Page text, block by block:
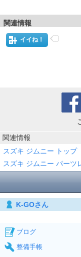
関連情報
イイね！
関連情報
スズキ ジムニー トップ
スズキ ジムニー パーツ
K-GOさん
ブログ
整備手帳